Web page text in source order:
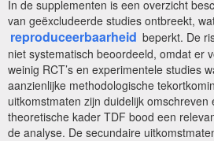
In de supplementen is een overzicht
van geëxcludeerde studies ontbreekt,
reproduceerbaarheid beperkt. De
niet systematisch beoordeeld, omdat er
weinig RCT’s en experimentele studies
aanzienlijke methodologische
uitkomstmaten zijn duidelijk
theoretische kader TDF bood een
de analyse. De secundaire